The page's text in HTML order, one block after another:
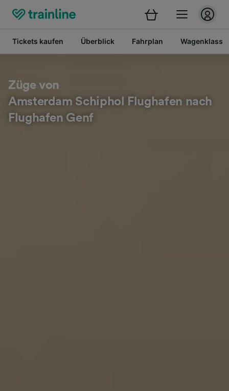
Tickets kaufen Überblick Fahrplan
Züge von
Amsterdam Schiphol Flughafen nach
Flughafen Genf